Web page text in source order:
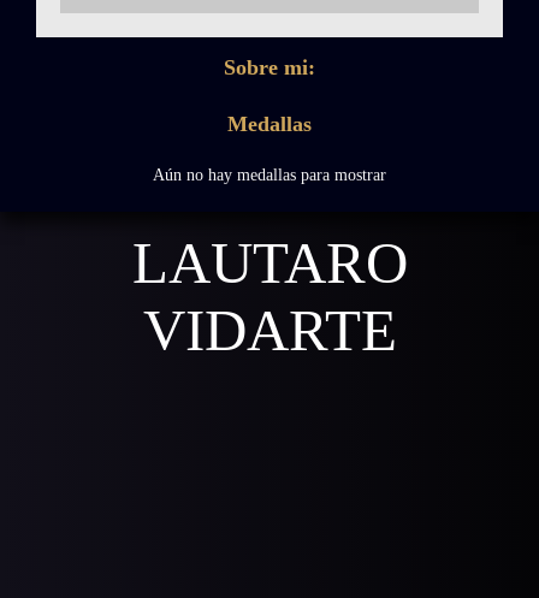
Sobre mi:
Medallas
Aún no hay medallas para mostrar
LAUTARO
VIDARTE